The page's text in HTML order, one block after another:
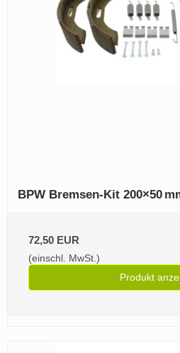
BPW Bremsen‑Kit 200×50
72,50 EUR
(einschl. MwSt.)
Produkt